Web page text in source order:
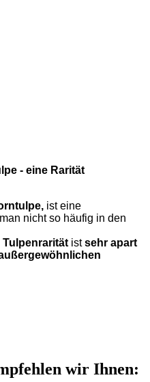
- eine Rarität
ist eine
nicht so häufig in den
istsehr apart
wir Ihnen: